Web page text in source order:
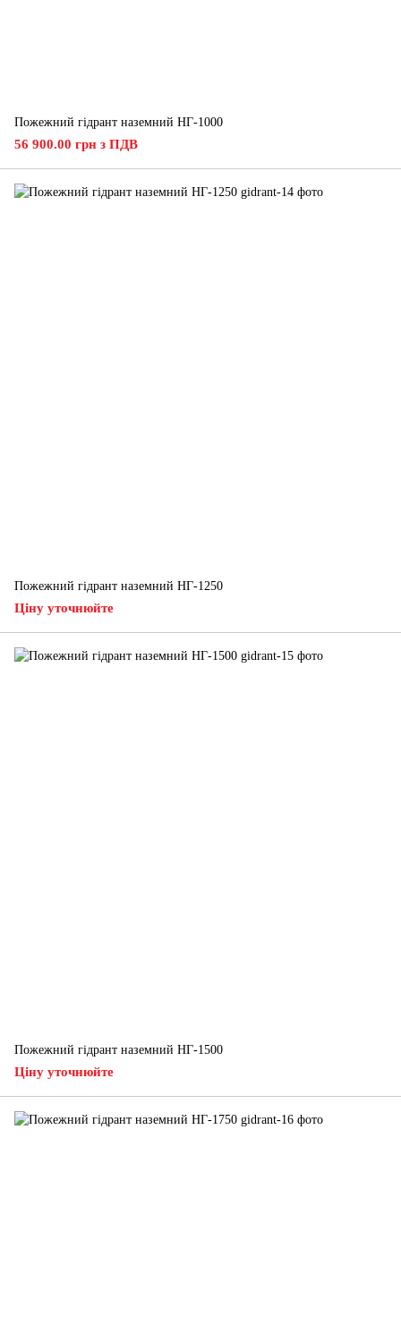
Пожежний гідрант наземний НГ-1000
56 900.00 грн з ПДВ
Пожежний гідрант наземний НГ-1250
Ціну уточнюйте
Пожежний гідрант наземний НГ-1500
Ціну уточнюйте